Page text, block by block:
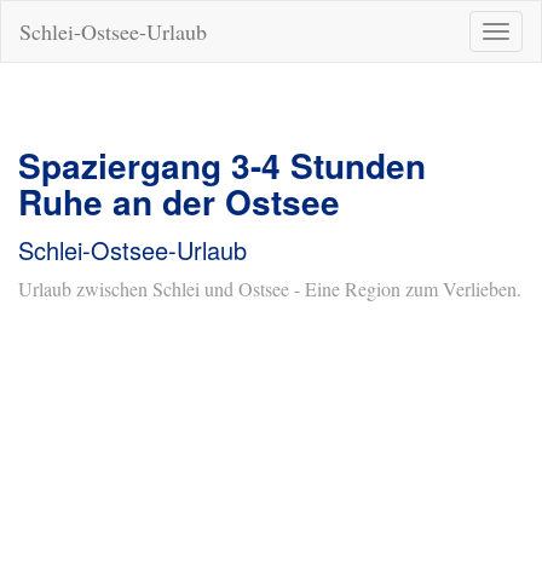
ein-/
Schlei-Ostsee-Urlaub
Spaziergang 3-4 Stunden
Ruhe an der Ostsee
Schlei-Ostsee-Urlaub
Urlaub zwischen Schlei und Ostsee - Eine Region zum Verlieben.